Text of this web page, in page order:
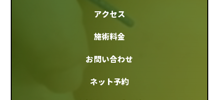
アクセス
施術料金
お問い合わせ
ネット予約